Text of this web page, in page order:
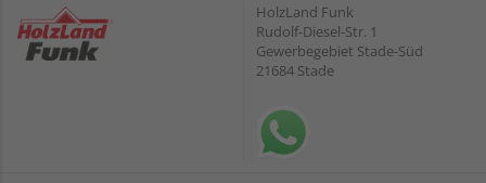
HolzLand Funk
Rudolf-Diesel-Str. 1
Gewerbegebiet Stade-Süd
21684 Stade